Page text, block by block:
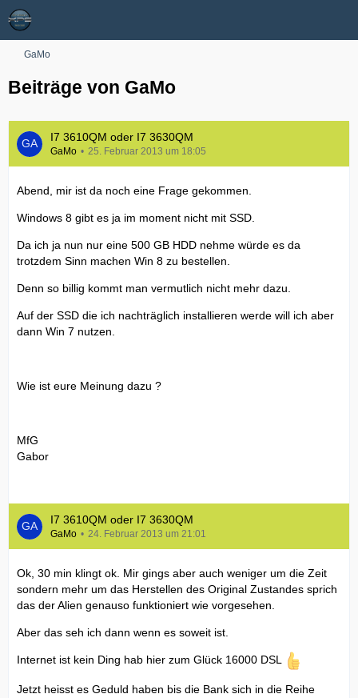
GaMo
Beiträge von GaMo
I7 3610QM oder I7 3630QM
GaMo 25. Februar 2013 um 18:05
Abend, mir ist da noch eine Frage gekommen.
Windows 8 gibt es ja im moment nicht mit SSD.
Da ich ja nun nur eine 500 GB HDD nehme würde es da
trotzdem Sinn machen Win 8 zu bestellen.
Denn so billig kommt man vermutlich nicht mehr dazu.
Auf der SSD die ich nachträglich installieren werde will ich aber
dann Win 7 nutzen.
Wie ist eure Meinung dazu ?
MfG
Gabor
I7 3610QM oder I7 3630QM
GaMo 24. Februar 2013 um 21:01
Ok, 30 min klingt ok. Mir gings aber auch weniger um die Zeit
sondern mehr um das Herstellen des Original Zustandes sprich
das der Alien genauso funktioniert wie vorgesehen.
Aber das seh ich dann wenn es soweit ist.
Internet ist kein Ding hab hier zum Glück 16000 DSL
Jetzt heisst es Geduld haben bis die Bank sich in die Reihe